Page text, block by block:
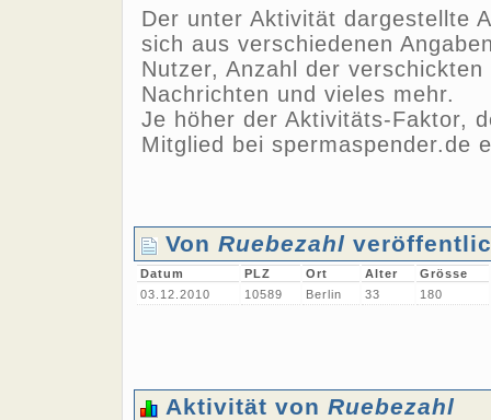
Der unter Aktivität dargestellte
sich aus verschiedenen
Nutzer, Anzahl der
Nachrichten und vieles mehr.
Je höher der Aktivitäts-Faktor,
Mitglied bei spermaspender.de
Von Ruebezahl
Datum PLZ Ort Alter
Grösse
03.12.2010
10589 Berlin 33 180
Aktivität von Ruebezahl